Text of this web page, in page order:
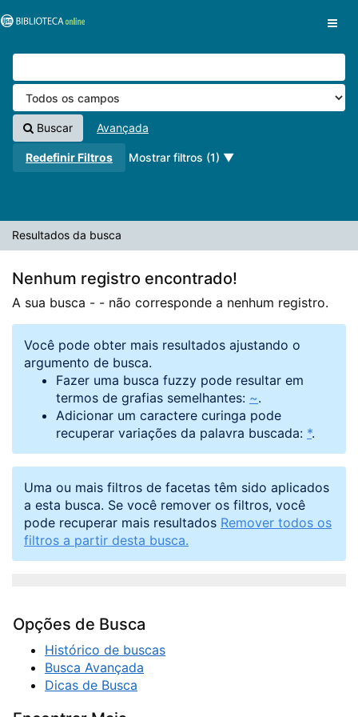
VuFind
Buscar Avançada
Redefinir Filtros Mostrar filtros (1)
Resultados da busca
Nenhum registro encontrado!
A sua busca - - não corresponde a nenhum registro.
Você pode obter mais resultados ajustando o
argumento de busca.
Fazer uma busca fuzzy pode resultar em
termos de grafias semelhantes: ~.
Adicionar um caractere curinga pode
recuperar variações da palavra buscada: *.
Uma ou mais filtros de facetas têm sido aplicados
a esta busca. Se você remover os filtros, você
pode recuperar mais resultados Remover todos os
filtros a partir desta busca.
Opções de Busca
Histórico de buscas
Busca Avançada
Dicas de Busca